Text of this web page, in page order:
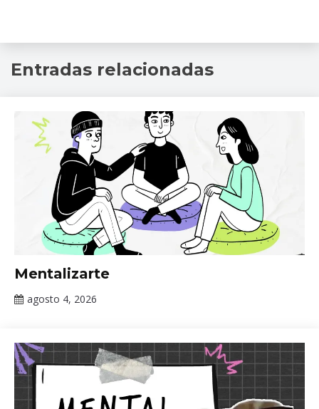
Ley
Tabaco,
Tabaco
Entradas relacionadas
Información
de interés
Mentalizarte
agosto 4, 2026